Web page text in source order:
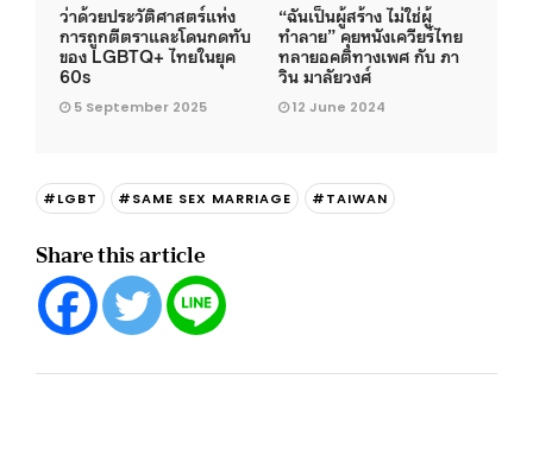
ว่าด้วยประวัติศาสตร์แห่ง
การถูกตีตราและโดนกดทับ
ของ LGBTQ+ ไทยในยุค
60s
5 September 2025
“ฉันเป็นผู้สร้าง ไม่ใช่ผู้
ทำลาย” คุยหนังเควียร์ไทย
ทลายอคติทางเพศ กับ ภา
วิน มาลัยวงศ์
12 June 2024
#LGBT #SAME SEX MARRIAGE #TAIWAN
Share this article